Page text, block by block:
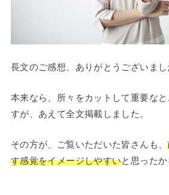
長文のご感想、ありがとうございま
本来なら、所々をカットして重要な
すが、あえて全文掲載しました。
その方が、ご覧いただいた皆さんも、
す感覚をイメージしやすいと思ったか